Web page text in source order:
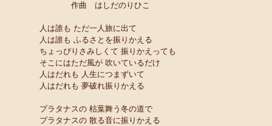
作曲 はしだのりひこ
人は誰も ただ一人旅に出て
人は誰も ふるさとを振りかえる
ちょっぴりさみしくて 振りかえっても
そこにはただ風が 吹いているだけ
人はだれも 人生につまずいて
人はだれも 夢破れ振りかえる
プラタナスの 枯葉舞う冬の道で
プラタナスの 散る音に振りかえる